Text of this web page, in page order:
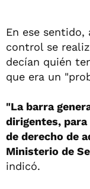
En ese
control se
decían quién
que era un
"La barra
dirigentes, para
de derecho de
Ministerio de
indicó.